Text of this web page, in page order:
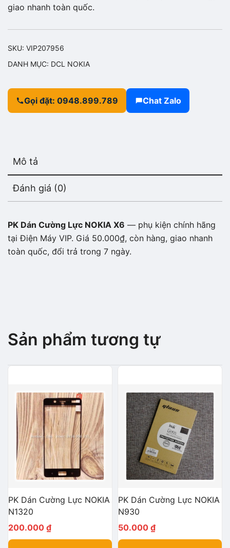
giao nhanh toàn quốc.
SKU: VIP207956
DANH MỤC: DCL NOKIA
Gọi đặt: 0948.899.789 Chat Zalo
Mô tả
Đánh giá (0)
PK Dán Cường Lực NOKIA X6 — phụ kiện chính hãng
tại Điện Máy VIP. Giá 50.000₫, còn hàng, giao nhanh
toàn quốc, đổi trả trong 7 ngày.
Sản phẩm tương tự
PK Dán Cường Lực NOKIA
N1320
200.000 ₫
PK Dán Cường Lực NOKIA
N930
50.000 ₫